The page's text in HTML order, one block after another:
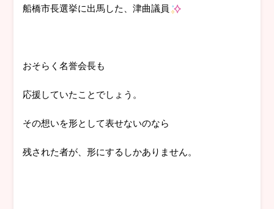
船橋市長選挙に出馬した、津曲議員
おそらく名誉会長も
応援していたことでしょう。
その想いを形として表せないのなら
残された者が、形にするしかありません。